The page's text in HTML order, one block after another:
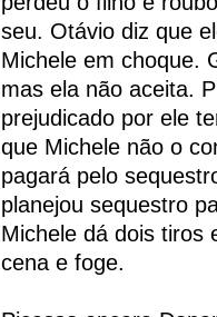
seu. Otávio diz que
Michele em choque.
mas ela não aceita.
prejudicado por ele
que Michele não o
pagará pelo
planejou sequestro
Michele dá dois tiros
cena e foge.